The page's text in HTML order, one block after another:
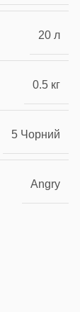
20 л
0.5 кг
5 Чорний
Angry